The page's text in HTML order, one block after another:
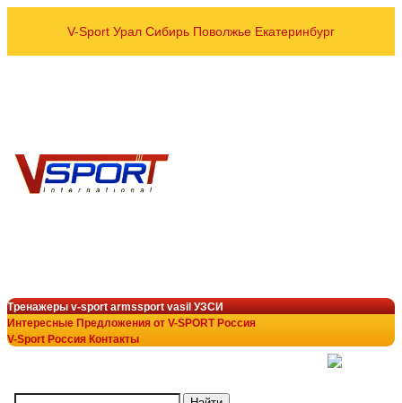
V-Sport Урал Сибирь Поволжье Екатеринбург
Тренажеры v-sport armssport vasil УЗСИ
Интересные Предложения от V-SPORT Россия
V-Sport Россия Контакты